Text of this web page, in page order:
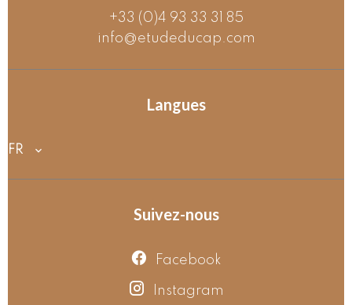
+33 (0)4 93 33 31 85
info@etudeducap.com
Langues
FR
Suivez-nous
Facebook
Instagram